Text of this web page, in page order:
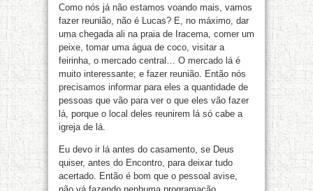
Como nós já não estamos voando mais, vamos
fazer reunião, não é Lucas? E, no máximo, dar
uma chegada ali na praia de Iracema, comer um
peixe, tomar uma água de coco, visitar a
feirinha, o mercado central… O mercado lá é
muito interessante; e fazer reunião. Então nós
precisamos informar para eles a quantidade de
pessoas que vão para ver o que eles vão fazer
lá, porque o local deles reunirem lá só cabe a
igreja de lá.
Eu devo ir lá antes do casamento, se Deus
quiser, antes do Encontro, para deixar tudo
acertado. Então é bom que o pessoal avise,